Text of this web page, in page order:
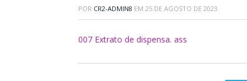
POR CR2-ADMIN8 EM 25 DE AGOSTO DE 2023
007 Extrato de dispensa. ass